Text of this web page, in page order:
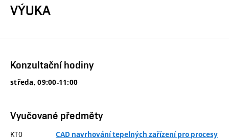
VÝUKA
Konzultační hodiny
středa, 09:00-11:00
Vyučované předměty
KT0
CAD navrhování tepelných zařízení pro procesy